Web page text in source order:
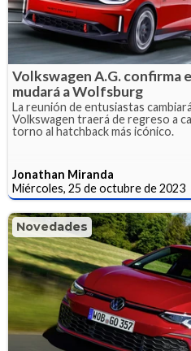
Volkswagen A.G. confirma
mudará a Wolfsburg
La reunión de entusiastas
Volkswagen traerá de regreso a
torno al hatchback más icónico.
Jonathan Miranda
Miércoles, 25 de octubre de 2023
Novedades